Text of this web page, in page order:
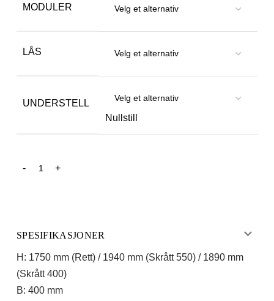
MODULER
LÅS
UNDERSTELL
Nullstill
SPESIFIKASJONER
H: 1750 mm (Rett) / 1940 mm (Skrått 550) / 1890 mm
(Skrått 400)
B: 400 mm